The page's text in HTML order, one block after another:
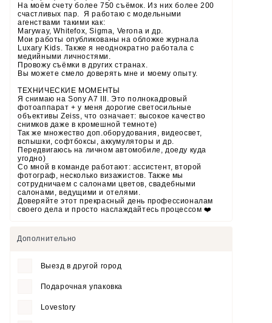
‌На моём счету более 750 съёмок. Из них более 200
счастливых пар. Я работаю с модельными
агенствами такими как:
‌Мaryway, Whitefox, Sigma, Verona и др.
‌Мои работы опубликованы на обложке журнала
Luxary Kids. Также я неоднократно работала с
медийными личностями.
‌Провожу съёмки в других странах.
‌Вы можете смело доверять мне и моему опыту.
ТЕХНИЧЕСКИЕ МОМЕНТЫ
Я снимаю на Sony A7 III. Это полнокадровый
фотоаппарат + у меня дорогие светосильные
объективы Zeiss, что означает: высокое качество
снимков даже в кромешной темноте)
Так же множество доп.оборудования, видеосвет,
вспышки, софтбоксы, аккумуляторы и др.
‌Передвигаюсь на личном автомобиле, доеду куда
угодно)
‌Со мной в команде работают: ассистент, второй
фотограф, несколько визажистов. Также мы
сотрудничаем с салонами цветов, свадебными
салонами, ведущими и отелями.
‌Доверяйте этот прекрасный день профессионалам
своего дела и просто наслаждайтесь процессом ❤️
Дополнительно
Выезд в другой город
Подарочная упаковка
Lovestory